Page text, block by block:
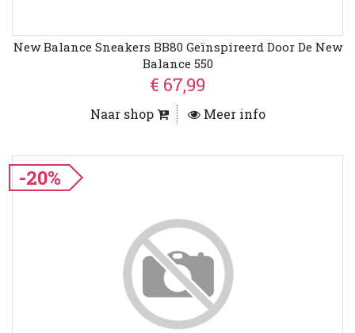
New Balance Sneakers BB80 Geïnspireerd Door De New
Balance 550
€ 67,99
Naar shop Meer info
-20%